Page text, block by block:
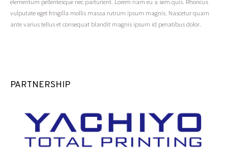
vulputate eget fringilla mollis massa rutrum ipsum magnis. Nascetur quam
ante varius tellus et consequat blandit magnis ipsum id penatibus dolor.
PARTNERSHIP